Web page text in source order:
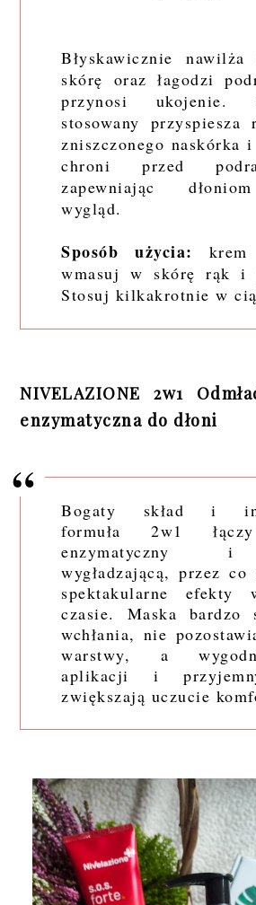
Błyskawicznie
skórę oraz łagodzi
przynosi ukojenie.
stosowany przyspiesza
zniszczonego naskórka
chroni przed
zapewniając
wygląd.
Sposób użycia:
krem
wmasuj w skórę rąk i
Stosuj kilkakrotnie w
NIVELAZIONE 2w1
enzymatyczna do dłoni
Bogaty skład i
formuła 2w1
enzymatyczny
wygładzającą, przez co
spektakularne efekty
czasie. Maska bardzo
wchłania, nie
warstwy, a
aplikacji i
zwiększają uczucie